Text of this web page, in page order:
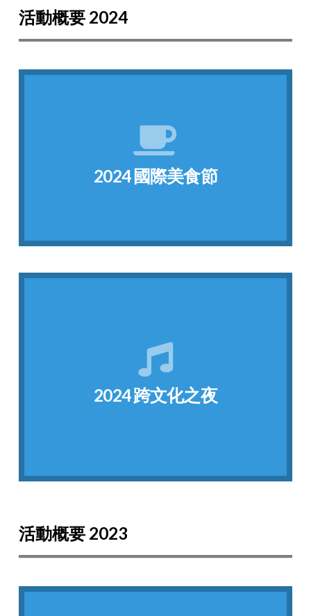
活動概要 2024
2024 國際美食節
2024國際美食節今天登場啦! 總共有12個國家的
生。 台灣同學準備了超人氣的肉鬆蛋餅!
2024 跨文化之夜
Whole New World做為主題，由各國學生穿著傳
統服飾，透過歌舞表演來展現自己國家的文化之
美給觀眾。 有一位台灣來的學生用吉他自彈自
唱，表演了周杰倫的歌曲"晴天"。
活動概要 2023